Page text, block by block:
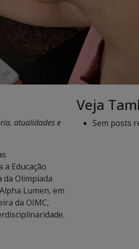
atualidades e
a Educação
da Olimpíada
Lumen, em
da OIMC,
Veja
Sem posts